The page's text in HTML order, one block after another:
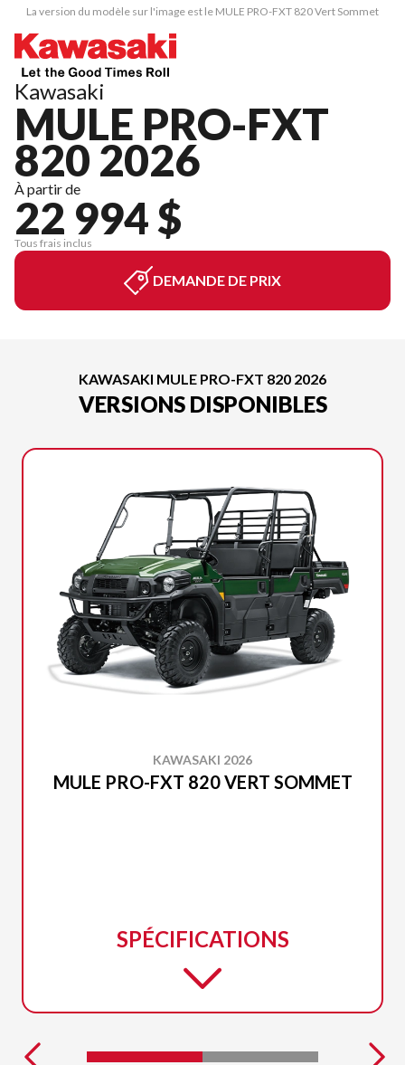
La version du modèle sur l'image est le MULE PRO-FXT 820 Vert Sommet
Kawasaki
MULE PRO-FXT
820 2026
À partir de
22 994 $
Tous frais inclus
DEMANDE DE PRIX
KAWASAKI MULE PRO-FXT 820 2026
VERSIONS DISPONIBLES
KAWASAKI 2026
MULE PRO-FXT 820 VERT SOMMET
SPÉCIFICATIONS